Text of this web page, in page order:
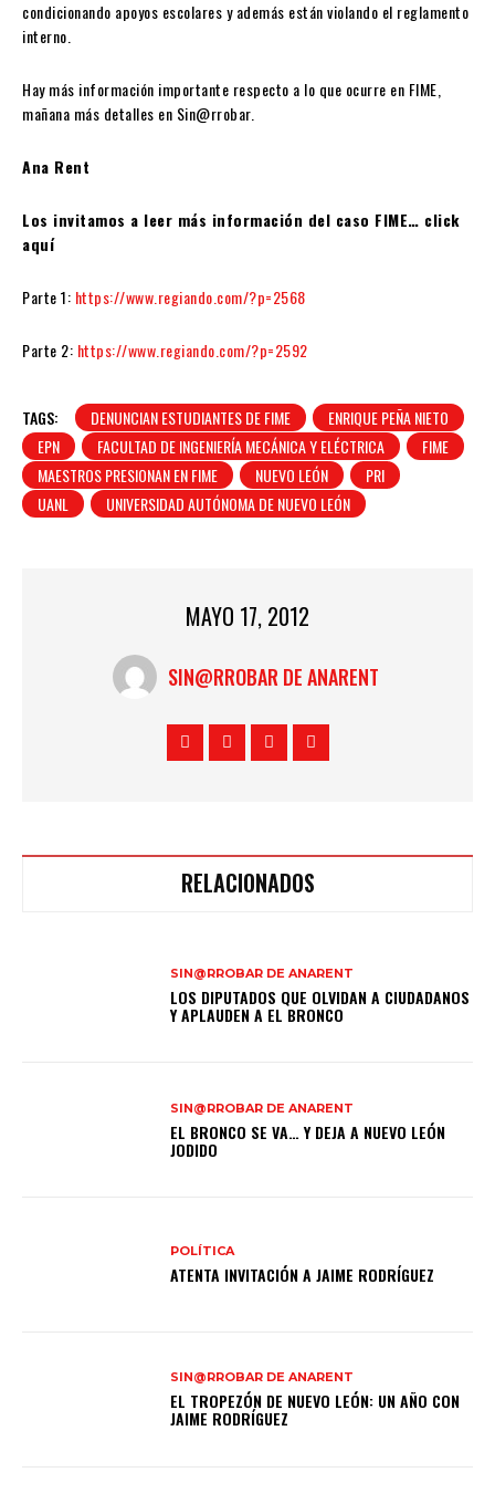
condicionando apoyos escolares y además están violando el reglamento
interno.
Hay más información importante respecto a lo que ocurre en FIME,
mañana más detalles en Sin@rrobar.
Ana Rent
Los invitamos a leer más información del caso FIME… click
aquí
Parte 1: https://www.regiando.com/?p=2568
Parte 2: https://www.regiando.com/?p=2592
TAGS: DENUNCIAN ESTUDIANTES DE FIME
ENRIQUE PEÑA NIETO
EPN
FACULTAD DE INGENIERÍA MECÁNICA Y ELÉCTRICA
FIME
MAESTROS PRESIONAN EN FIME
NUEVO LEÓN
PRI
UANL
UNIVERSIDAD AUTÓNOMA DE NUEVO LEÓN
MAYO 17, 2012
SIN@RROBAR DE ANARENT
RELACIONADOS
SIN@RROBAR DE ANARENT
LOS DIPUTADOS QUE OLVIDAN A CIUDADANOS
Y APLAUDEN A EL BRONCO
SIN@RROBAR DE ANARENT
EL BRONCO SE VA… Y DEJA A NUEVO LEÓN
JODIDO
POLÍTICA
ATENTA INVITACIÓN A JAIME RODRÍGUEZ
SIN@RROBAR DE ANARENT
EL TROPEZÓN DE NUEVO LEÓN: UN AÑO CON
JAIME RODRÍGUEZ